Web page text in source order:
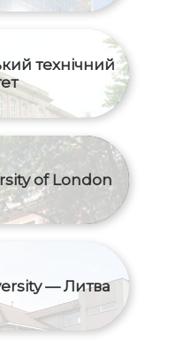
технічний
of London
— Литва